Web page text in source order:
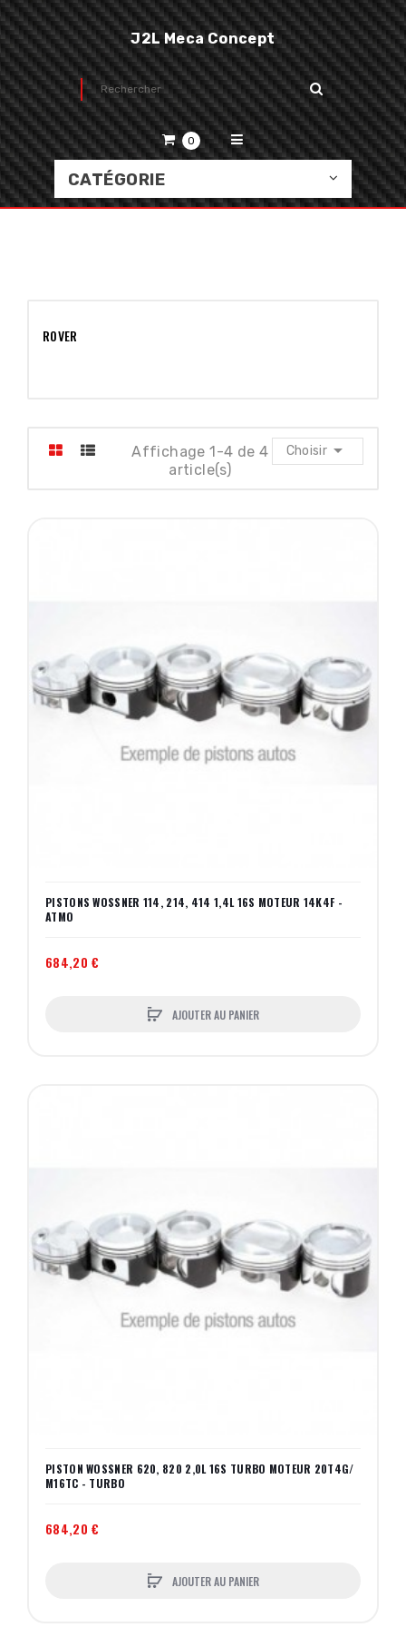
J2L Meca Concept
0
CATÉGORIE
ROVER
Choisir 
Affichage 1-4 de 4
article(s)
PISTONS WOSSNER 114, 214, 414 1,4L 16S MOTEUR 14K4F -
ATMO
684,20 €
AJOUTER AU PANIER
PISTON WOSSNER 620, 820 2,0L 16S TURBO MOTEUR 20T4G/
M16TC - TURBO
684,20 €
AJOUTER AU PANIER